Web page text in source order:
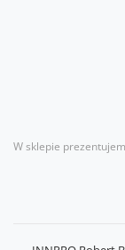
W sklepie